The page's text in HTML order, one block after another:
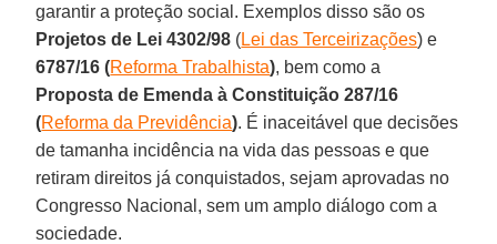
garantir a proteção social. Exemplos disso são os
Projetos de Lei 4302/98 (Lei das Terceirizações) e
6787/16 (Reforma Trabalhista), bem como a
Proposta de Emenda à Constituição 287/16
(Reforma da Previdência). É inaceitável que decisões
de tamanha incidência na vida das pessoas e que
retiram direitos já conquistados, sejam aprovadas no
Congresso Nacional, sem um amplo diálogo com a
sociedade.